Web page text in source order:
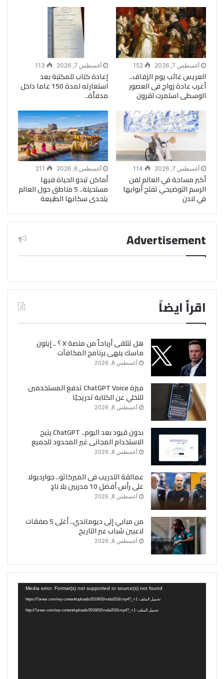
أغسطس 7, 2026 152
العريس غائب يوم الزفاف..
أغرب عادة زواج فى العصور
الوسطى استمرت لقرون
أغسطس 7, 2026 113
إعادة كتاب للمكتبة بعد
استعارته لمدة 150 عاما داخل
مدفأة..
أغسطس 7, 2026 114
أكبر مساحة في العالم لفن
الرسم التوضيحي تفتح أبوابها
في لندن
أغسطس 6, 2026 211
أماكن تبدو الحياة فيها
مستحيلة.. 5 مناطق حول العالم
يتحدى سكانها الطبيعة
Advertisement
اقرأ ايضاً
هل تتلقى أرباحاً من منصة X ؟ .. إيلون
ماسك ينهى برنامج المكافآت
أغسطس 8, 2026
ميزة ChatGPT Voice تدفع المستخدمين
للتخلي عن الكتابة تدريجيًا
أغسطس 8, 2026
بدون قيود بعد اليوم.. ChatGPT يتيح
الاستخدام المجانى غير المحدود للجميع
أغسطس 8, 2026
عمالقة التدريب فى الميركاتو.. جوارديولا
على رأس أفضل 10 مدربين بلا نادٍ
أغسطس 8, 2026
من مبابي إلى ديوماندي.. أغلى 5 صفقات
لاعبين شباب عبر التاريخ
أغسطس 8, 2026
Media error: Format(s) not supported or source(s) not found
تحميل الملف: https://7areer.com/wp-content/uploads/2019/02/voda2018.mp4?_=1
تحميل الملف: http://7areer.com/wp-content/uploads/2019/02/voda2018.mp4?_=1